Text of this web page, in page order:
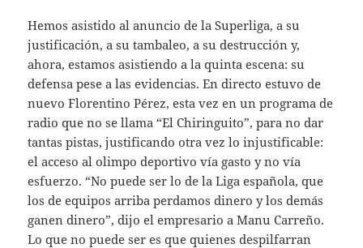
Hemos asistido al anuncio de la Superliga, a su
justificación, a su tambaleo, a su destrucción y,
ahora, estamos asistiendo a la quinta escena: su
defensa pese a las evidencias. En directo estuvo de
nuevo Florentino Pérez, esta vez en un programa de
radio que no se llama “El Chiringuito”, para no dar
tantas pistas, justificando otra vez lo injustificable:
el acceso al olimpo deportivo vía gasto y no vía
esfuerzo. “No puede ser lo de la Liga española, que
los de equipos arriba perdamos dinero y los demás
ganen dinero”, dijo el empresario a Manu Carreño.
Lo que no puede ser es que quienes despilfarran